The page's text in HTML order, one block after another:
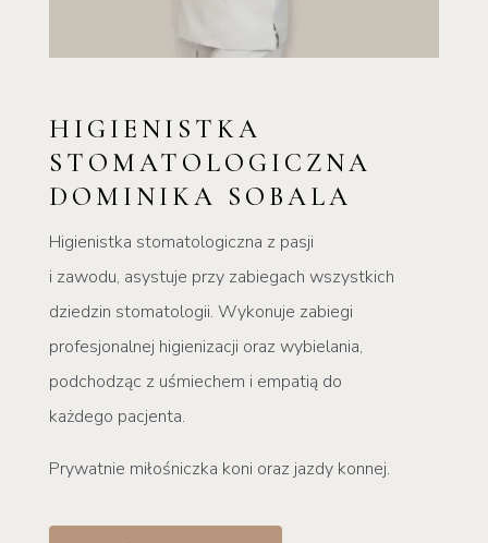
HIGIENISTKA
STOMATOLOGICZNA
DOMINIKA SOBALA
Higienistka stomatologiczna z pasji
i zawodu, asystuje przy zabiegach wszystkich
dziedzin stomatologii. Wykonuje zabiegi
profesjonalnej higienizacji oraz wybielania,
podchodząc z uśmiechem i empatią do
każdego pacjenta.
Prywatnie miłośniczka koni oraz jazdy konnej.